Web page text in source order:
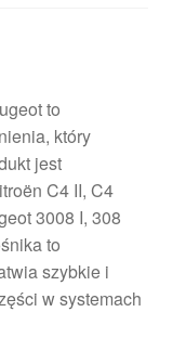
to
który
jest
C4 II, C4
3008 I, 308
to
szybkie i
w systemach